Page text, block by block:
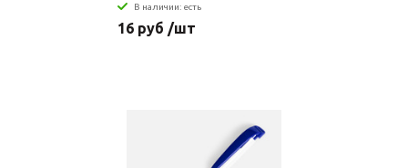
В наличии: есть
16 руб /шт